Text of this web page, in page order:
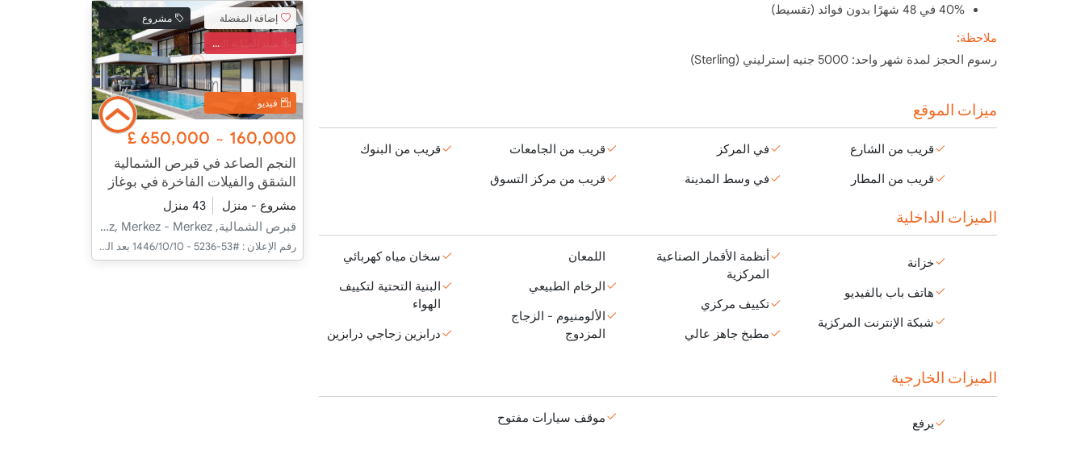
40% في 48 شهرًا بدون فوائد (تقسيط)
ملاحظة:
رسوم الحجز لمدة شهر واحد: 5000 جنيه إسترليني (Sterling)
ميزات الموقع
قريب من الشارع
قريب من المطار
في المركز
في وسط المدينة
قريب من الجامعات
قريب من مركز التسوق
قريب من البنوك
الميزات الداخلية
خزانة
هاتف باب بالفيديو
شبكة الإنترنت المركزية
أنظمة الأقمار الصناعية
المركزية
تكييف مركزي
مطبخ جاهز عالي
اللمعان
الرخام الطبيعي
الألومنيوم - الزجاج
المزدوج
سخان مياه كهربائي
البنية التحتية لتكييف
الهواء
درابزين زجاجي درابزين
الميزات الخارجية
يرفع موقف سيارات مفتوح
إضافة المفضلة
سند الملكية التركي
مشروع
فيديو
160,000
~
650,000
£
النجم الصاعد في قبرص الشمالية
الشقق والفيلات الفاخرة في بوغاز
مشروع - منزل
43 منزل
قبرص الشمالية, İskele, Boğaz, Merkez - Merkez
رقم الإعلان : #53-5236 - 10‏‏/10‏‏/1446 بعد الهجرة